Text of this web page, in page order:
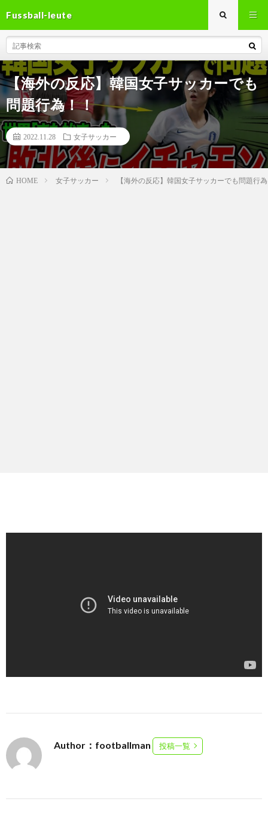
Fussball-leute
【海外の反応】韓国女子サッカーでも
問題行為！！
2022.11.28 女子サッカー
HOME 女子サッカー 【海外の反応】韓国女子サッカーでも問題行
Author：footballman 投稿一覧